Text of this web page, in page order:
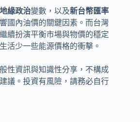
地緣政治變數，以及新台幣匯率
國內油價的關鍵因素。而台灣
續扮演平衡市場與物價的穩定
活少一些能源價格的衝擊。
性資訊與知識性分享，不構成
議。投資有風險，請務必自行